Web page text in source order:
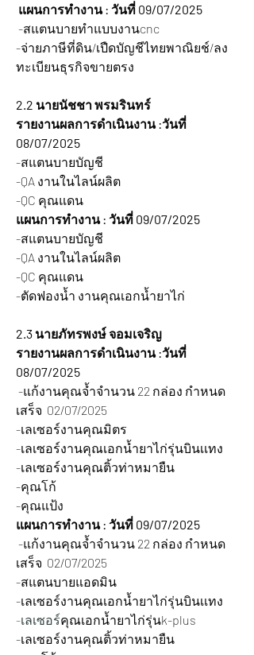
แผนการทำงาน : วันที่ 09/07/2025
-สแตนบายทำแบบงานcnc
-จ่ายภาษีที่ดิน/เปืดบัญชีไทยพาณิยช์/ลง
ทะเบียนธุรกิจขายตรง
2.2 นายนัชชา พรมรินทร์
รายงานผลการดำเนินงาน :วันที่
08/07/2025
-สแตนบายบัญชี
-QA งานในไลน์ผลิต
-QC คุณแดน
แผนการทำงาน : วันที่ 09/07/2025
-สแตนบายบัญชี
-QA งานในไลน์ผลิต
-QC คุณแดน
-ตัดฟองน้ำ งานคุณเอกน้ำยาไก่
2.3 นายภัทรพงษ์ จอมเจริญ
รายงานผลการดำเนินงาน :วันที่
08/07/2025
-แก้งานคุณจ้ำจำนวน 22 กล่อง กำหนด
เสร็จ  02/07/2025
-เลเซอร์งานคุณมิตร
-เลเซอร์งานคุณเอกน้ำยาไก่รุ่นบินเเทง
-เลเซอร์งานคุณติ้วท่าหมายืน
-คุณโก้
-คุณแป้ง
แผนการทำงาน : วันที่ 09/07/2025
-แก้งานคุณจ้ำจำนวน 22 กล่อง กำหนด
เสร็จ  02/07/2025
-สแตนบายแอดมิน
-เลเซอร์งานคุณเอกน้ำยาไก่รุ่นบินเเทง
-เลเซอร์คุณเอกน้ำยาไก่รุ่นk-plus
-เลเซอร์งานคุณติ้วท่าหมายืน